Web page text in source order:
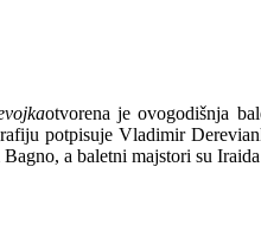
otvorena je ovogodišnja
potpisuje Vladimir
a baletni majstori su